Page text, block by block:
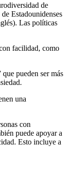
de
Estadounidenses
Las políticas
facilidad, como
pueden ser más
una
con
puede apoyar a
Esto incluye a